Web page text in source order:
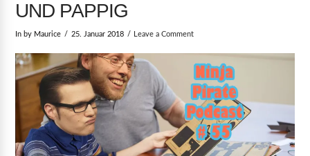
UND PAPPIG
In by Maurice 25. Januar 2018 Leave a Comment